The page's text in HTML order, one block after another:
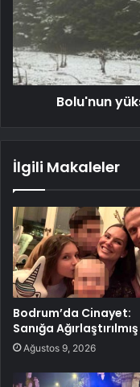
Bolu'nun
İlgili Makaleler
Bodrum’da Cinayet:
Sanığa
Ağustos 9, 2026